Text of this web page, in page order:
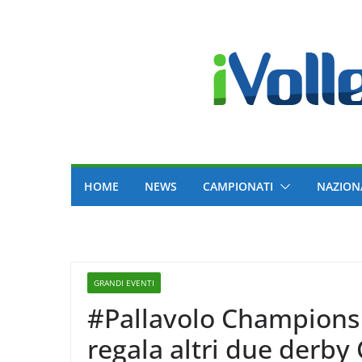
HOME NEWS CAMPIONATI
GRANDI EVENTI
#Pallavolo
regala altri due derby